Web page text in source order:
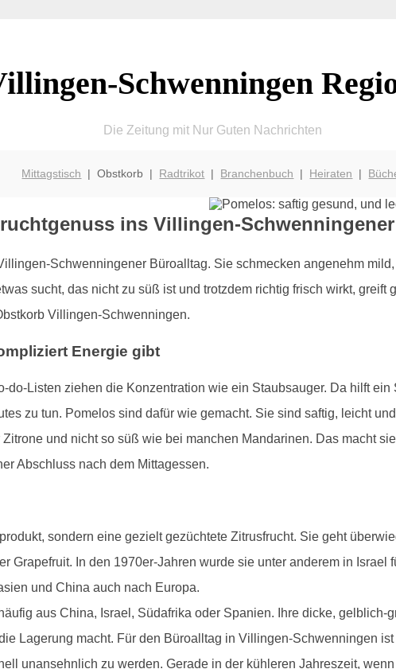
Schwenningen
Die Zeitung mit Nur Guten Nachrichten
Mittagstisch | Obstkorb | Radtrikot | Branchenbuch | Heiraten |
ins Villingen-
Schwenningener Büroalltag. Sie schmecken angenehm
sucht, das nicht zu süß ist und trotzdem richtig frisch wirkt, greift
Villingen-Schwenningen.
Energie gibt
do-Listen ziehen die Konzentration wie ein Staubsauger. Da hilft
zu tun. Pomelos sind dafür wie gemacht. Sie sind saftig, leicht
und nicht so süß wie bei manchen Mandarinen. Das macht
Abschluss nach dem Mittagessen.
sondern eine gezielt gezüchtete Zitrusfrucht. Sie geht
Grapefruit. In den 1970er-Jahren wurde sie unter anderem in Israel
und China auch nach Europa.
aus China, Israel, Südafrika oder Spanien. Ihre dicke, gelblich-
Lagerung macht. Für den Büroalltag in Villingen-Schwenningen
unansehnlich zu werden. Gerade in der kühleren Jahreszeit,